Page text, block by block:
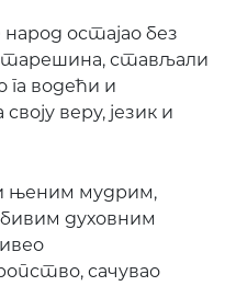
остајао без
старешина, стављали
га водећи и
веру, језик и
и њеним мудрим,
духовним
сачувао